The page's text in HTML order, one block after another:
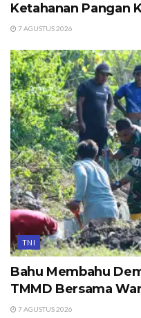
Ketahanan Pangan
7 AGUSTUS 2026
TNI
Bahu Membahu
TMMD Bersama
7 AGUSTUS 2026